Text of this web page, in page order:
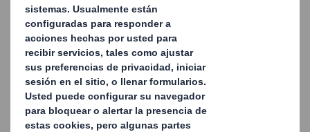
Expositores DumpBin
Mantén el stock en movimiento con nuestros
expositores DumpBin. Nuestros eficientes
expositores de suelo DumpBin son